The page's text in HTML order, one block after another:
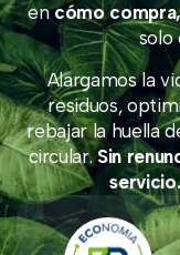
encómo
solo
Alargamos la
residuos,
rebajar la huella
circular.Sin